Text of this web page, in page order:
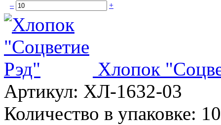
– +
Хлопок
Артикул: ХЛ-1632-03
Количество в упаковке: 10